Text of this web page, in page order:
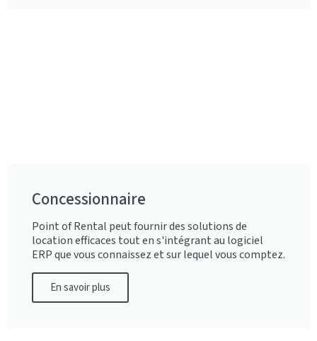
Concessionnaire
Point of Rental peut fournir des solutions de
location efficaces tout en s'intégrant au logiciel
ERP que vous connaissez et sur lequel vous comptez.
En savoir plus